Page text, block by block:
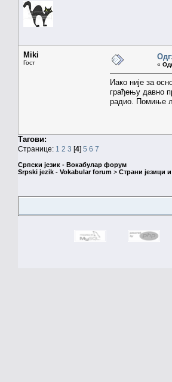
Miki
Гост «
Иако није за
грађењу давно
радио. Помиње
Тагови:
Странице: 1 2 3 [4] 5 6 7
Српски језик - Вокабулар форум
Srpski jezik - Vokabular forum > Страни језици